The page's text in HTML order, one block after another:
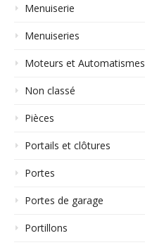
Menuiserie
Menuiseries
Moteurs et Automatismes
Non classé
Pièces
Portails et clôtures
Portes
Portes de garage
Portillons